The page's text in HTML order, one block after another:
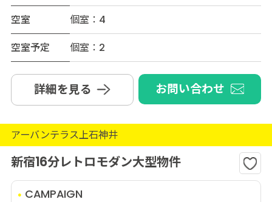
空室
個室：4
空室予定
個室：2
詳細を見る お問い合わせ
アーバンテラス上石神井
新宿16分レトロモダン大型物件
CAMPAIGN